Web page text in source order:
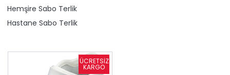
Hemşire Sabo Terlik
Hastane Sabo Terlik